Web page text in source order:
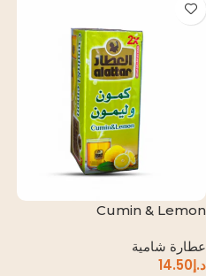
Cumin & Lemon
عطارة شامية
د.إ14.50